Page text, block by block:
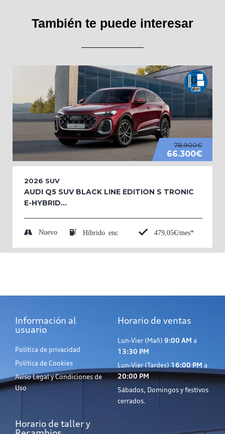
También te puede interesar
78.900€
66.300€
2026 SUV
AUDI Q5 SUV BLACK LINE EDITION S TRONIC
E-HYBRID...
Nuevo 479,05€/mes*
Información al
usuario
Política de privacidad
Política de Cookies
Aviso Legal y Condiciones de
Uso
Horario de ventas
Lun-Vier (Mañ) 9:00 AM a
13:30 PM
Lun-Vier (Tardes)16:00 PM a
20:00 PM
Sábados, Domingos y festivos
cerrados.
Horario de taller y